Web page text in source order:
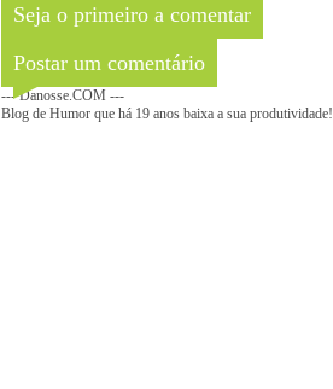
Seja o primeiro a comentar
Postar um comentário
--- Danosse.COM ---
Blog de Humor que há 19 anos baixa a sua produtividade!